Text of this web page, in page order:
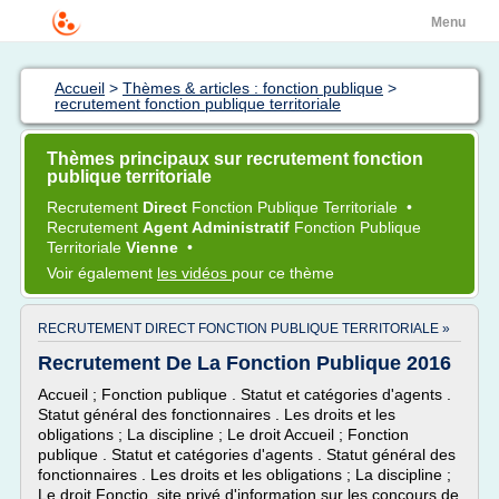
Menu
Accueil > Thèmes & articles : fonction publique >
recrutement fonction publique territoriale
Thèmes principaux sur recrutement fonction
publique territoriale
Recrutement Direct Fonction Publique Territoriale •
Recrutement Agent Administratif Fonction Publique
Territoriale Vienne •
Voir également les vidéos pour ce thème
RECRUTEMENT DIRECT FONCTION PUBLIQUE TERRITORIALE »
Recrutement De La Fonction Publique 2016
Accueil ; Fonction publique . Statut et catégories d'agents .
Statut général des fonctionnaires . Les droits et les
obligations ; La discipline ; Le droit Accueil ; Fonction
publique . Statut et catégories d'agents . Statut général des
fonctionnaires . Les droits et les obligations ; La discipline ;
Le droit Fonctio, site privé d'information sur les concours de